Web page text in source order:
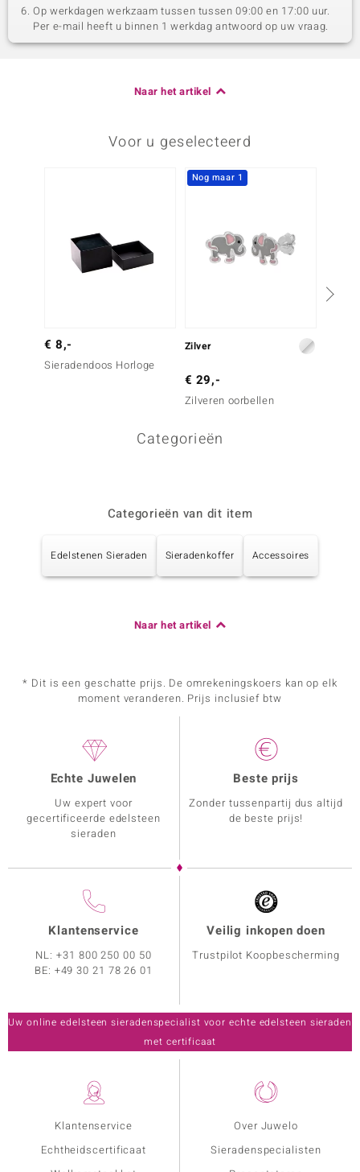
Op werkdagen werkzaam tussen tussen 09:00 en 17:00 uur.
Per e-mail heeft u binnen 1 werkdag antwoord op uw vraag.
Naar het artikel
Voor u geselecteerd
€ 8,-
Sieradendoos Horloge
Nog maar 1
Zilver
€ 29,-
Zilveren oorbellen
Categorieën
Categorieën van dit item
Edelstenen Sieraden Sieradenkoffer Accessoires
Naar het artikel
* Dit is een geschatte prijs. De omrekeningskoers kan op elk
moment veranderen. Prijs inclusief btw
Klantenservice
Echtheidscertificaat
Over Juwelo
Sieradenspecialisten
Echte Juwelen
Uw expert voor
gecertificeerde edelsteen
sieraden
Beste prijs
Zonder tussenpartij dus altijd
de beste prijs!
Klantenservice
NL:+31 800 250 00 50
BE: +49 30 21 78 26 01
Veilig inkopen doen
Trustpilot Koopbescherming
Uw online edelsteen sieradenspecialist voor echte edelsteen sieraden
met certificaat